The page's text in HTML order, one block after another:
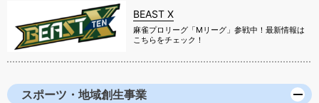
BEAST X
麻雀プロリーグ「Mリーグ」参戦中！最新情報は
こちらをチェック！
スポーツ・地域創生事業